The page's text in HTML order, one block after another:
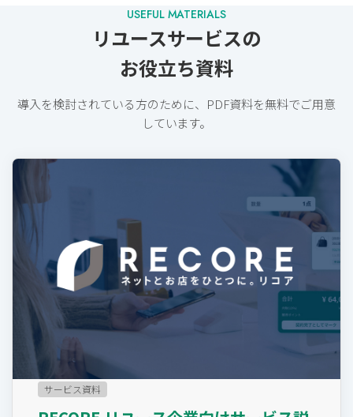
リユースサービスの
お役立ち資料
導⼊を検討されている⽅のために、PDF資料を無料でご⽤意
しています。
サービス資料